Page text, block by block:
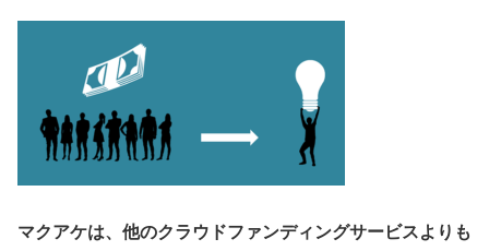
マクアケは、他のクラウドファンディングサービスよりも